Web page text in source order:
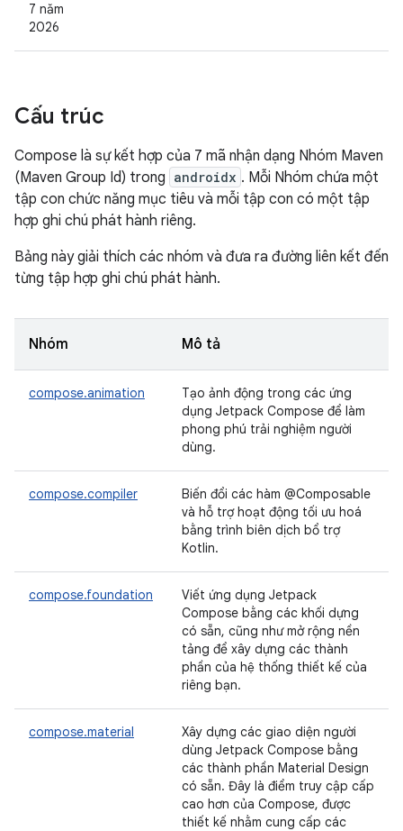
7 năm
2026
Cấu trúc
Compose là sự kết hợp của 7 mã nhận dạng Nhóm Maven
(Maven Group Id) trong androidx . Mỗi Nhóm chứa một
tập con chức năng mục tiêu và mỗi tập con có một tập
hợp ghi chú phát hành riêng.
Bảng này giải thích các nhóm và đưa ra đường liên kết đến
từng tập hợp ghi chú phát hành.
Nhóm Mô tả
compose.animation
Tạo ảnh động trong các ứng
dụng Jetpack Compose để làm
phong phú trải nghiệm người
dùng.
compose.compiler
Biến đổi các hàm @Composable
và hỗ trợ hoạt động tối ưu hoá
bằng trình biên dịch bổ trợ
Kotlin.
compose.foundation
Viết ứng dụng Jetpack
Compose bằng các khối dựng
có sẵn, cũng như mở rộng nền
tảng để xây dựng các thành
phần của hệ thống thiết kế của
riêng bạn.
compose.material
Xây dựng các giao diện người
dùng Jetpack Compose bằng
các thành phần Material Design
có sẵn. Đây là điểm truy cập cấp
cao hơn của Compose, được
thiết kế nhằm cung cấp các